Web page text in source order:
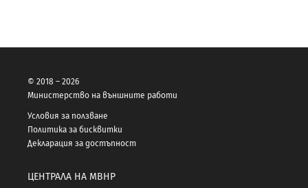
© 2018 – 2026
Министерство на външните работи
Условия за ползване
Политика за бисквитки
Декларация за достъпност
ЦЕНТРАЛА НА МВНР